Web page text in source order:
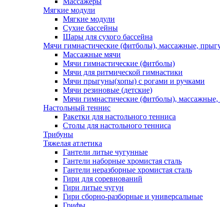
Мягкие модули
Мягкие модули
Сухие бассейны
Шары для сухого бассейна
Мячи гимнастические (фитболы), массажные,
Массажные мячи
Мячи гимнастические (фитболы)
Мячи для ритмической гимнастики
Мячи прыгуны(хопы) с рогами и ручками
Мячи резиновые (детские)
Мячи гимнастические (фитболы),
Настольный теннис
Ракетки для настольного тенниса
Столы для настольного тенниса
Трибуны
Тяжелая атлетика
Гантели литые чугунные
Гантели наборные хромистая сталь
Гантели неразборные хромистая сталь
Гири для соревнований
Гири литые чугун
Гири сборно-разборные и универсальные
Грифы